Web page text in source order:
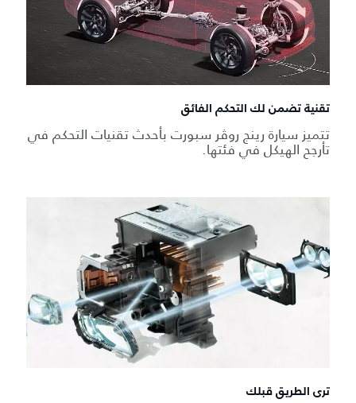
تقنية تضمن لك التحكم الفائق
تتميز سيارة رينج روڤر سبورت بأحدث تقنيات التحكم في
تأرجح الهيكل في فئتها.
ترى الطريق قبلك